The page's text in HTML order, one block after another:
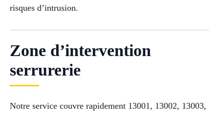
risques d’intrusion.
Zone d’intervention
serrurerie
Notre service couvre rapidement 13001, 13002, 13003,